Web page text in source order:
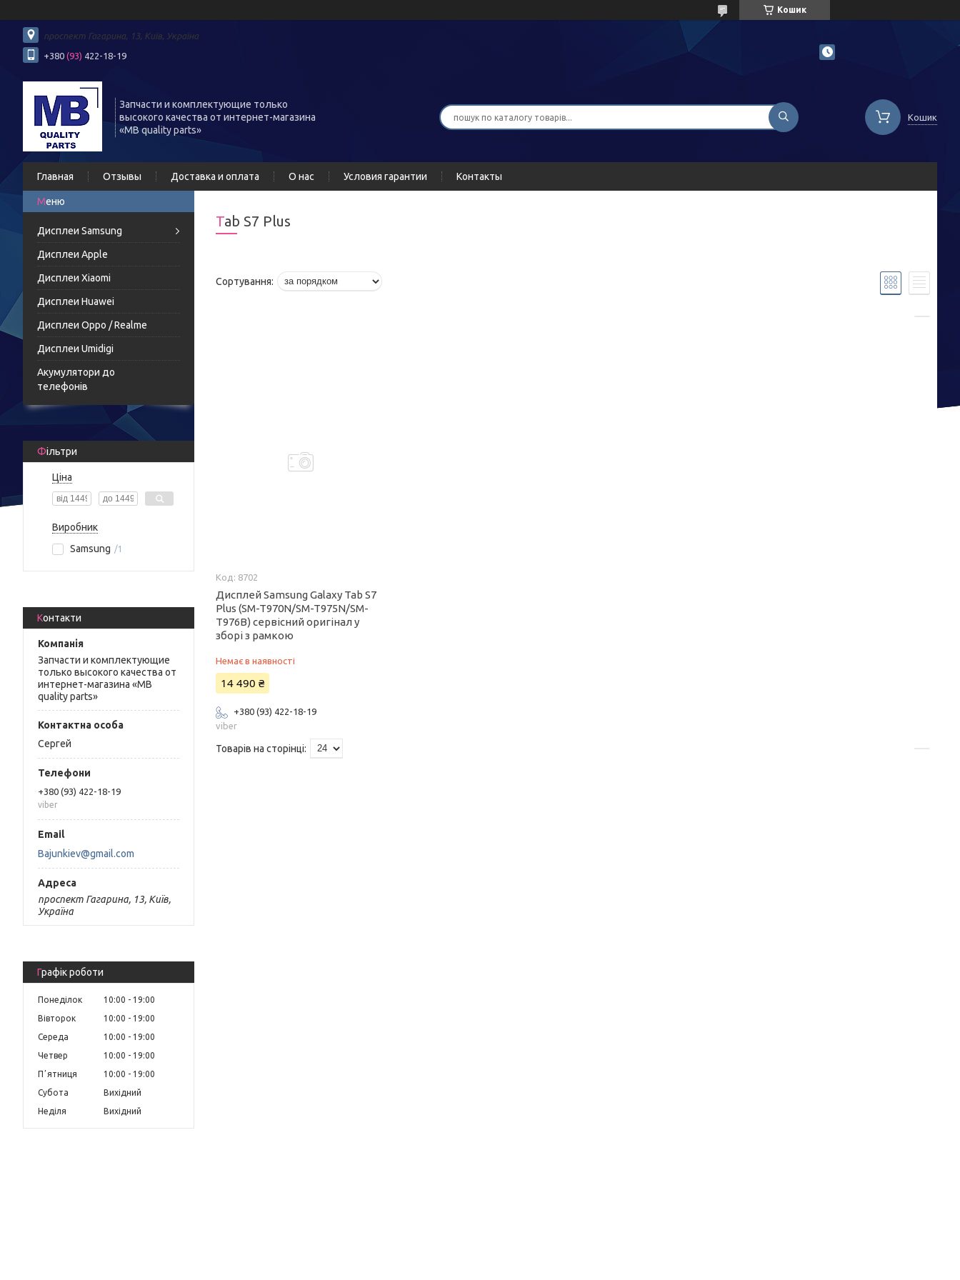
Кошик
проспект Гагарина, 13, Київ, Україна
+380 (93) 422-18-19
Запчасти и комплектующие только
высокого качества от интернет-магазина
«MB quality parts»
Кошик
Главная Отзывы Доставка и оплата О нас Условия гарантии Контакты
Дисплеи Samsung
Дисплеи Apple
Дисплеи Xiaomi
Дисплеи Huawei
Дисплеи Oppo / Realme
Дисплеи Umidigi
Акумулятори до
телефонів
Фільтри
Ціна
Виробник
Samsung
1
Контакти
Запчасти и комплектующие
только высокого качества от
интернет-магазина «MB
quality parts»
Сергей
+380 (93) 422-18-19
viber
Bajunkiev@gmail.com
проспект Гагарина, 13, Київ,
Україна
Графік роботи
Понеділок 10:00
19:00
Вівторок
10:00
19:00
Середа
10:00
19:00
Четвер
10:00
19:00
Пʼятниця
10:00
19:00
Субота
Вихідний
Неділя
Вихідний
Tab S7 Plus
8702
Дисплей Samsung Galaxy Tab S7
Plus (SM-T970N/SM-T975N/SM-
T976B) сервісний оригінал у
зборі з рамкою
Немає в наявності
14 490 ₴
+380 (93) 422-18-19
viber